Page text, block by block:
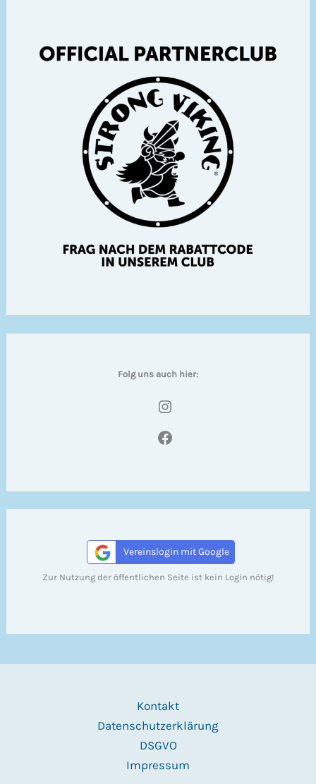
Folg uns auch hier:
Instagram
Facebook
Vereinslogin mit Google
Zur Nutzung der öffentlichen Seite ist kein Login nötig!
Kontakt
Datenschutzerklärung
DSGVO
Impressum